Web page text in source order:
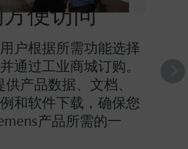
便访问
户根据所需功能选择
通过工业商城订购。
供产品数据、文档、
和软件下载，确保您
产品所需的一